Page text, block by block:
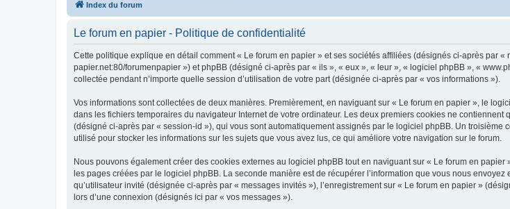
Index du forum
Le forum en papier - Politique de confidentialité
Cette politique explique en détail comment « Le forum en papier » et ses sociétés affiliées (désignés ci-après par
papier.net:80/forumenpapier ») et phpBB (désigné ci-après par « ils », « eux », « leur », « logiciel phpBB », «
collectée pendant n’importe quelle session d’utilisation de votre part (désignée ci-après par « vos informations »).
Vos informations sont collectées de deux manières. Premièrement, en naviguant sur « Le forum en papier », le
dans les fichiers temporaires du navigateur Internet de votre ordinateur. Les deux premiers cookies ne
(désigné ci-après par « session-id »), qui vous sont automatiquement assignés par le logiciel phpBB. Un
utilisé pour stocker les informations sur les sujets que vous avez lus, ce qui améliore votre navigation sur le forum.
Nous pouvons également créer des cookies externes au logiciel phpBB tout en naviguant sur « Le forum en
les pages créées par le logiciel phpBB. La seconde manière est de récupérer l’information que vous nous
qu’utilisateur invité (désignée ci-après par « messages invités »), l’enregistrement sur « Le forum en papier »
lors d’une connexion (désignés ici par « vos messages »).